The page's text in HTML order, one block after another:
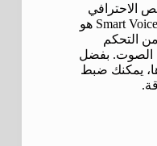
الاحترافي
لتسجيلاتك الصوتية Smart Voice Recorder هو
التحكم
الصوت. بفضل
يمكنك ضبط